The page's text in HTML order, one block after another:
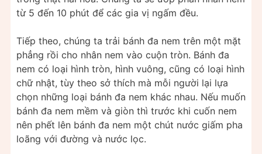
từ 5 đến 10 phút để các gia vị ngấm đều.
Tiếp theo, chúng ta trải bánh đa nem trên một mặt
phẳng rồi cho nhân nem vào cuộn tròn. Bánh đa
nem có loại hình tròn, hình vuông, cũng có loại hình
chữ nhật, tùy theo sở thích mà mỗi người lại lựa
chọn những loại bánh đa nem khác nhau. Nếu muốn
bánh đa nem mềm và giòn thì trước khi cuốn nem
nên phết lên bánh đa nem một chút nước giấm pha
loãng với đường và nước lọc.